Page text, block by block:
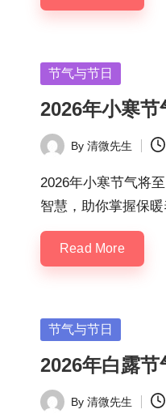
Posted
节气与节日
2026年小寒
Posted
by
By 清微先生
2026年小寒节气将
智慧，助你掌握保
Read More
Posted
节气与节日
2026年白露
Posted
By 清微先生